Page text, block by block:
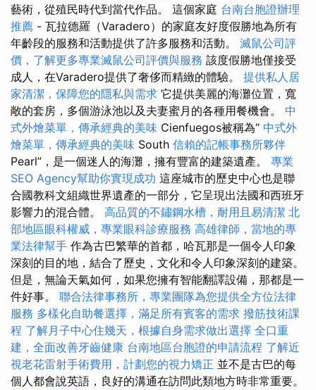
藝術，從殖民時代到當代作品。 這個家庭 台南台胞證辦理
推薦 - 瓦拉德羅（Varadero）的家庭友好度假勝地為所有
年齡段的服務和活動提供了許多服務和活動。 滅鼠公司評
價，了解更多專業滅鼠公司評價與服務 該度假勝地僅接受
成人，在Varadero提供了奢侈而精緻的體驗。 提供私人居
家清潔，保障您的隱私與需求 它提供美麗的海灘位置，寬
敞的套房，多個游泳池以及夫妻蜜月的各種用餐機會。 中
式外燴菜單，傳承經典的美味 Cienfuegos被稱為“ 中式外
燴菜單，傳承經典的美味 South 信賴的記帳事務所夥伴
Pearl”，是一個迷人的海灘，擁有豐富的建築遺產。 專業
SEO Agency幫助你實現成功 這座城市的歷史中心也是聯
合國教科文組織世界遺產的一部分，它呈現出法國和西班牙
影響力的混合體。 高品質的不鏽鋼水槽，耐用且易清潔 北
部地區眼科權威，專業眼科診療服務 高雄律師，當地的專
業法律幫手 作為古巴繁華的首都，哈瓦那是一個令人印象
深刻的目的地，結合了歷史，文化和令人印象深刻的建築。
但是，無論天氣如何，如果您擁有智能翻譯設備，那都是一
件好事。 聯合法律事務所，專業團隊為您提供全方位法律
服務 多樣化自助餐選擇，滿足所有賓客的需求 撥筋技術課
程 了解月子中心住幾天，根據自身需求做出選擇 全口重
建，全面改善牙齒健康 台南地區台胞證的申請流程 了解近
視老花雷射手術費用，計劃您的視力矯正 並不是古巴的每
個人都會說英語，良好的溝通在訪問此類地方時非常重要。